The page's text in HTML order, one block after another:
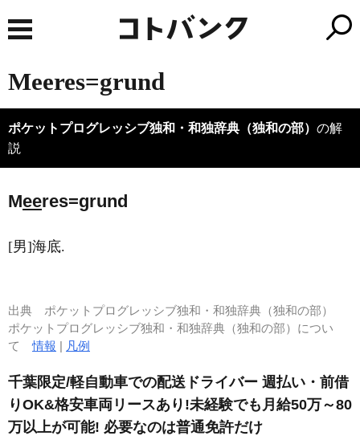
Meeres=grund
ポケットプログレッシブ独和・和独辞典（独和の部） の解
説
Meeres=grund
[男]海底.
出典 ポケットプログレッシブ独和・和独辞典（独和の部）
ポケットプログレッシブ独和・和独辞典（独和の部）につい
て情報 | 凡例
千葉限定/軽自動車での配送ドライバー 週払い・前借
りOK&格安車両リースあり!未経験でも月給50万～80
万以上が可能! 必要なのは普通免許だけ